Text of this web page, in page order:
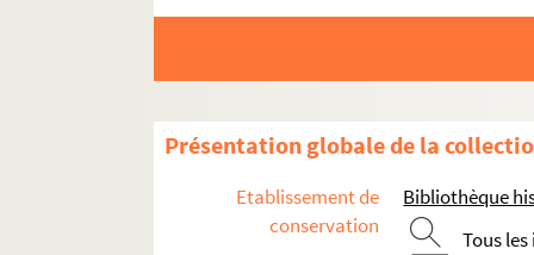
Présentation globale de la
Etablissement de
conservation
Bibliothèque
Tous
2e arrondissement
Dossier n° 1 bis
Dossier n° 3